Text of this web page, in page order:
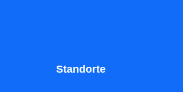
Standorte